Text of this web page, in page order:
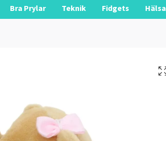
Bra Prylar Teknik Fidgets